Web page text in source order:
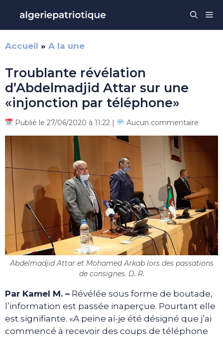
contenu
Accueil » A la une
Troublante révélation
d’Abdelmadjid Attar sur une
«injonction par téléphone»
Publié le 27/06/2020 à 11:22 | Aucun commentaire
Abdelmadjid Attar et Mohamed Arkab lors des passations
de consignes. D. R.
Par Kamel M. – Révélée sous forme de boutade,
l’information est passée inaperçue. Pourtant elle
est signifiante. «A peine ai-je été désigné que j’ai
commencé à recevoir des coups de téléphone